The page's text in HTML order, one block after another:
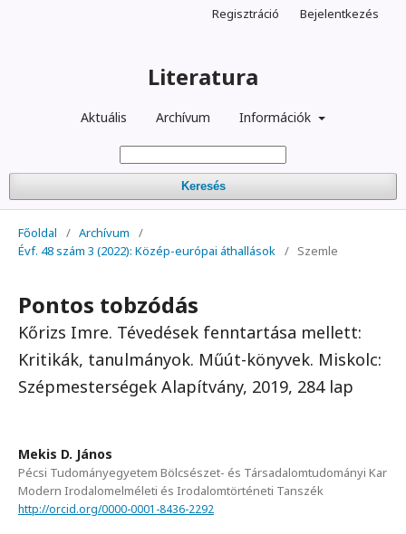
Literatura
Aktuális Archívum Információk
Keresés
Regisztráció Bejelentkezés
Főoldal / Archívum
/
Évf. 48 szám 3 (2022): Közép-európai áthallások / Szemle
Pontos tobzódás
Kőrizs Imre. Tévedések fenntartása mellett:
Kritikák, tanulmányok. Műút-könyvek. Miskolc:
Szépmesterségek Alapítvány, 2019, 284 lap
Mekis D. János
Pécsi Tudományegyetem Bölcsészet- és Társadalomtudományi Kar
Modern Irodalomelméleti és Irodalomtörténeti Tanszék
http://orcid.org/0000-0001-8436-2292